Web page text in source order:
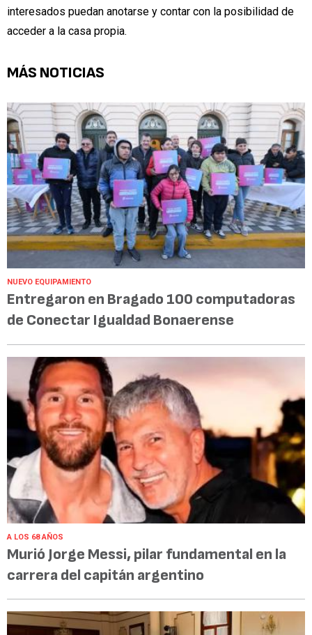
interesados puedan anotarse y contar con la posibilidad de
acceder a la casa propia.
MÁS NOTICIAS
NUEVO EQUIPAMIENTO
Entregaron en Bragado 100 computadoras
de Conectar Igualdad Bonaerense
A LOS 68 AÑOS
Murió Jorge Messi, pilar fundamental en la
carrera del capitán argentino